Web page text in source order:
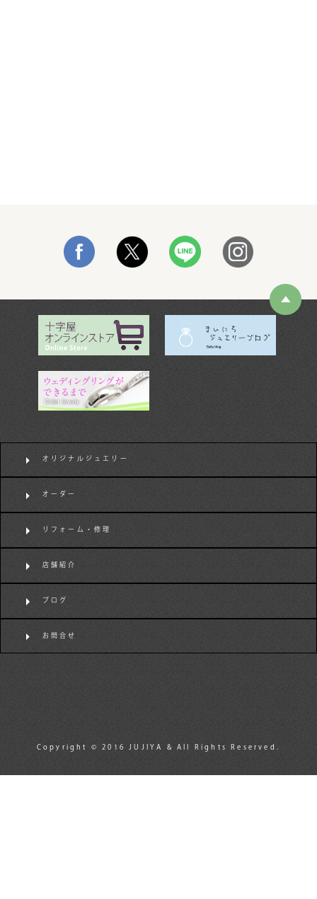
オリジナルジュエリー
オーダー
リフォーム・修理
店舗紹介
ブログ
お問合せ
Copyright © 2016 JUJIYA & All Rights Reserved.